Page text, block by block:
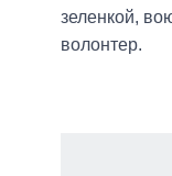
зеленкой,
волонтер.